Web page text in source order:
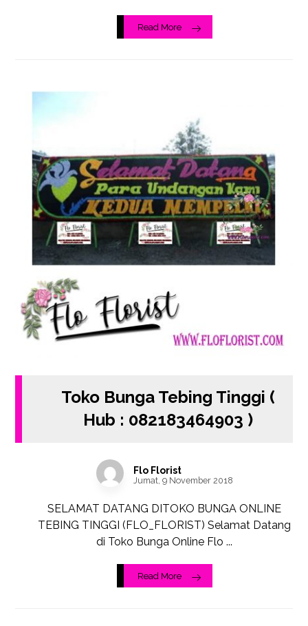
Read More
Toko Bunga Tebing Tinggi (
Hub : 082183464903 )
Flo Florist
Jumat, 9 November 2018
SELAMAT DATANG DITOKO BUNGA ONLINE
TEBING TINGGI (FLO_FLORIST) Selamat Datang
di Toko Bunga Online Flo ...
Read More